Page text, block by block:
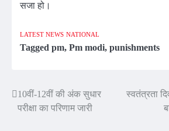
सजा हो।
LATEST NEWS NATIONAL
Tagged pm, Pm modi, punishments
Post
10वीं-12वीं की अंक सुधार
परीक्षा का परिणाम जारी
स्वतंत्रता